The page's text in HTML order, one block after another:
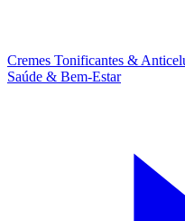
Cremes Tonificantes &
Saúde & Bem-Estar